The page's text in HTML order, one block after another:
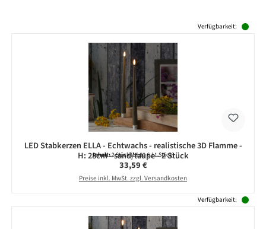
Verfügbarkeit:
LED Stabkerzen ELLA - Echtwachs - realistische 3D Flamme -
H: 28cm - sand/taupe - 2 Stück
Inhalt:2 Stück(16,80 € / 1 Stück)
Regulärer Preis:
33,59 €
Preise inkl. MwSt. zzgl. Versandkosten
Verfügbarkeit: